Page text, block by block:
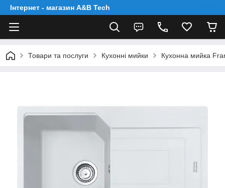
Інтернет - магазин A&B Tech
Товари та послуги Кухонні мийки Кухонна мийка